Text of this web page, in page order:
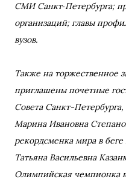
СМИ Санкт‑Петербурга;
организаций; главы
вузов.
Также на торжественное
приглашены почетные
Совета Санкт-
Марина Ивановна
рекордсменка мира в
Татьяна Васильевна
Олимпийская чемпионка